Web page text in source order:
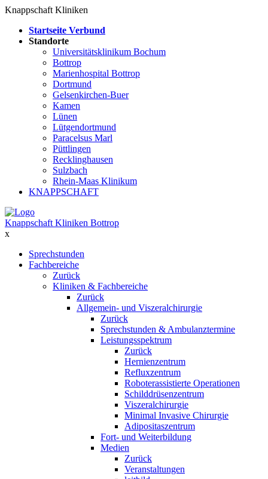
Knappschaft Kliniken
Startseite Verbund
Standorte
Universitätsklinikum Bochum
Bottrop
Marienhospital Bottrop
Dortmund
Gelsenkirchen-Buer
Kamen
Lünen
Lütgendortmund
Paracelsus Marl
Püttlingen
Recklinghausen
Sulzbach
Rhein-Maas Klinikum
KNAPPSCHAFT
Knappschaft Kliniken Bottrop
x
Sprechstunden
Fachbereiche
Zurück
Kliniken & Fachbereiche
Zurück
Allgemein- und Viszeralchirurgie
Zurück
Sprechstunden & Ambulanztermine
Leistungsspektrum
Zurück
Hernienzentrum
Refluxzentrum
Roboterassistierte Operationen
Schilddrüsenzentrum
Viszeralchirurgie
Minimal Invasive Chirurgie
Adipositaszentrum
Fort- und Weiterbildung
Medien
Zurück
Veranstaltungen